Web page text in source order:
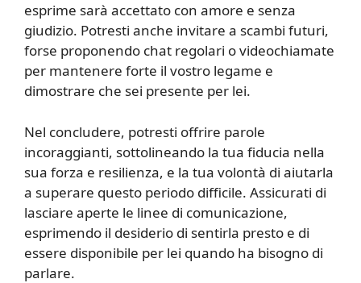
esprime sarà accettato con amore e senza
giudizio. Potresti anche invitare a scambi futuri,
forse proponendo chat regolari o videochiamate
per mantenere forte il vostro legame e
dimostrare che sei presente per lei.
Nel concludere, potresti offrire parole
incoraggianti, sottolineando la tua fiducia nella
sua forza e resilienza, e la tua volontà di aiutarla
a superare questo periodo difficile. Assicurati di
lasciare aperte le linee di comunicazione,
esprimendo il desiderio di sentirla presto e di
essere disponibile per lei quando ha bisogno di
parlare.